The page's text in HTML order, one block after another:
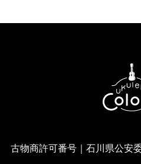
古物商許可番号｜石川県公安